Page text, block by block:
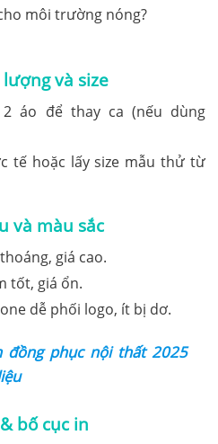
môi trường nóng?
và size
áo để thay ca (nếu dùng
tế hoặc lấy size mẫu thử từ
và màu sắc
giá cao.
tốt, giá ổn.
dễ phối logo, ít bị dơ.
đồng phục nội thất 2025
bố cục in